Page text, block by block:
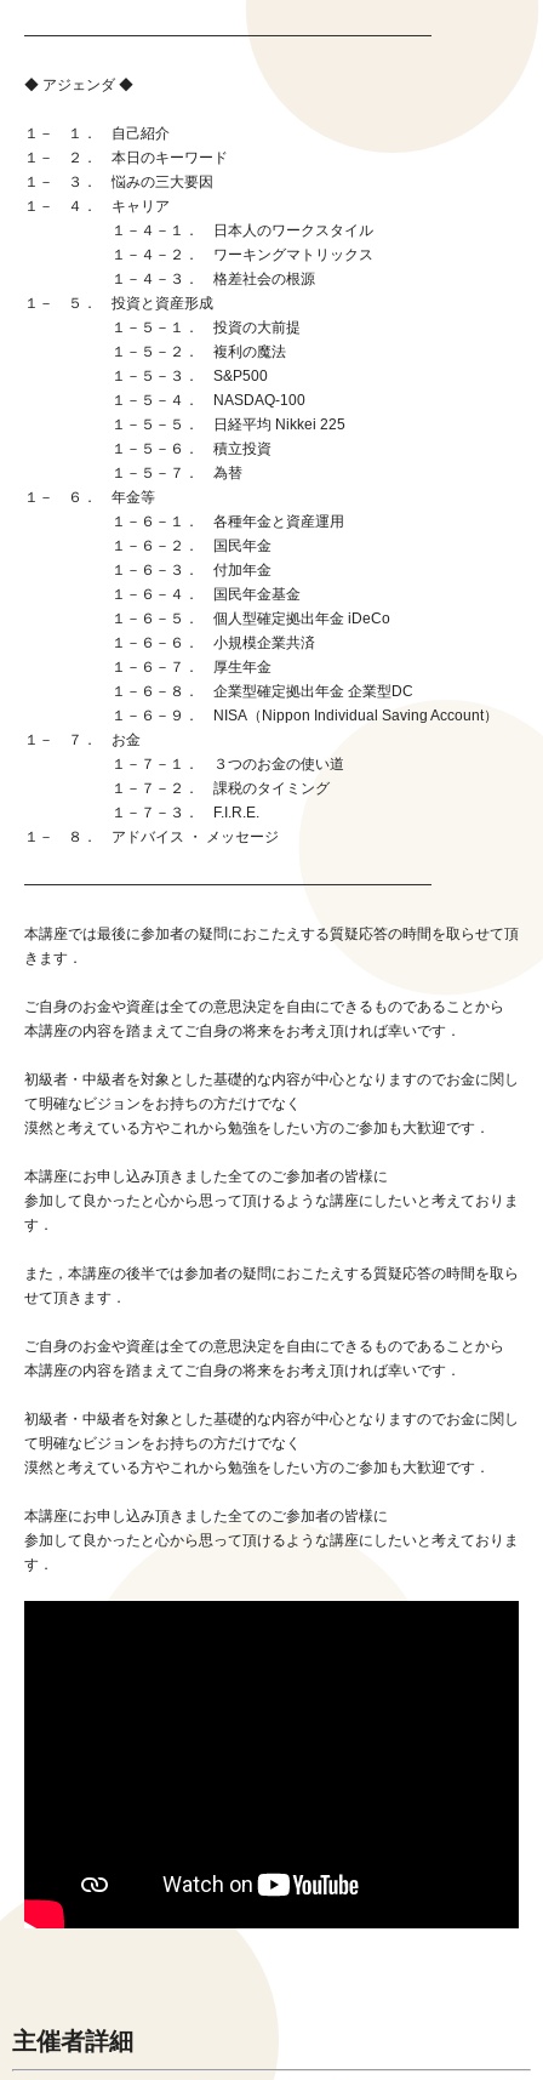
━━━━━━━━━━━━━━━━━━━━━━━━━━━━
◆ アジェンダ ◆
１－ １． 自己紹介
１－ ２． 本日のキーワード
１－ ３． 悩みの三大要因
１－ ４． キャリア
１－４－１． 日本人のワークスタイル
１－４－２． ワーキングマトリックス
１－４－３． 格差社会の根源
１－ ５． 投資と資産形成
１－５－１． 投資の大前提
１－５－２． 複利の魔法
１－５－３． S&P500
１－５－４． NASDAQ-100
１－５－５． 日経平均 Nikkei 225
１－５－６． 積立投資
１－５－７． 為替
１－ ６． 年金等
１－６－１． 各種年金と資産運用
１－６－２． 国民年金
１－６－３． 付加年金
１－６－４． 国民年金基金
１－６－５． 個人型確定拠出年金 iDeCo
１－６－６． 小規模企業共済
１－６－７． 厚生年金
１－６－８． 企業型確定拠出年金 企業型DC
１－６－９． NISA（Nippon Individual Saving Account）
１－ ７． お金
１－７－１． ３つのお金の使い道
１－７－２． 課税のタイミング
１－７－３． F.I.R.E.
１－ ８． アドバイス ・ メッセージ
━━━━━━━━━━━━━━━━━━━━━━━━━━━━
本講座では最後に参加者の疑問におこたえする質疑応答の時間を取らせて頂
きます．
ご自身のお金や資産は全ての意思決定を自由にできるものであることから
本講座の内容を踏まえてご自身の将来をお考え頂ければ幸いです．
初級者・中級者を対象とした基礎的な内容が中心となりますのでお金に関し
て明確なビジョンをお持ちの方だけでなく
漠然と考えている方やこれから勉強をしたい方のご参加も大歓迎です．
本講座にお申し込み頂きました全てのご参加者の皆様に
参加して良かったと心から思って頂けるような講座にしたいと考えておりま
す．
また，本講座の後半では参加者の疑問におこたえする質疑応答の時間を取ら
せて頂きます．
ご自身のお金や資産は全ての意思決定を自由にできるものであることから
本講座の内容を踏まえてご自身の将来をお考え頂ければ幸いです．
初級者・中級者を対象とした基礎的な内容が中心となりますのでお金に関し
て明確なビジョンをお持ちの方だけでなく
漠然と考えている方やこれから勉強をしたい方のご参加も大歓迎です．
本講座にお申し込み頂きました全てのご参加者の皆様に
参加して良かったと心から思って頂けるような講座にしたいと考えておりま
す．
主催者詳細